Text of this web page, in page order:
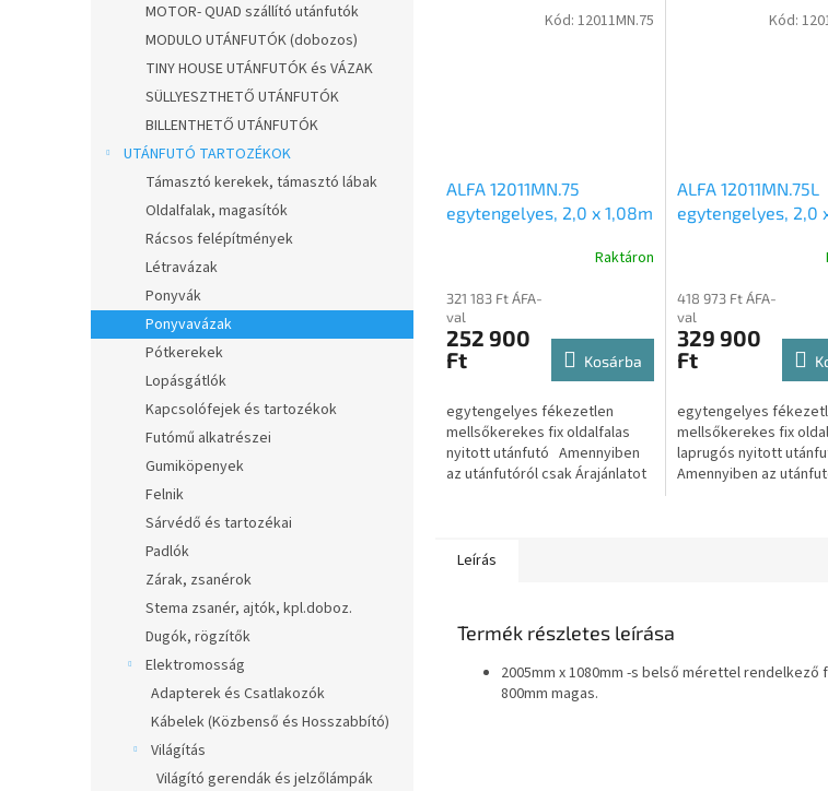
MOTOR- QUAD szállító utánfutók
MODULO UTÁNFUTÓK (dobozos)
TINY HOUSE UTÁNFUTÓK és VÁZAK
SÜLLYESZTHETŐ UTÁNFUTÓK
BILLENTHETŐ UTÁNFUTÓK
UTÁNFUTÓ TARTOZÉKOK
Támasztó kerekek, támasztó lábak
Oldalfalak, magasítók
Rácsos felépítmények
Létravázak
Ponyvák
Ponyvavázak
Pótkerekek
Lopásgátlók
Kapcsolófejek és tartozékok
Futómű alkatrészei
Gumiköpenyek
Felnik
Sárvédő és tartozékai
Padlók
Zárak, zsanérok
Stema zsanér, ajtók, kpl.doboz.
Dugók, rögzítők
Elektromosság
Adapterek és Csatlakozók
Kábelek (Közbenső és Hosszabbító)
Világítás
Világító gerendák és jelzőlámpák
ALFA 12011MN.75
egytengelyes, 2,0 x 1,08m
fékezetlen mellsőkerekes
utánfutó
Raktáron
321 183 Ft ÁFA-
val
252 900
Ft
Kosárba
egytengelyes fékezetlen
mellsőkerekes fix oldalfalas
nyitott utánfutó Amennyiben
az utánfutóról csak Árajánlatot
Kód: 12011MN.75
ALFA 12011MN.75L
egytengelyes, 2,0
fékezetlen
utánfutó
418 973 Ft ÁFA-
val
329 900
Ft
egytengelyes
mellsőkerekes fix
laprugós nyitott
Amennyiben az
Kód:
Leírás
Termék részletes leírása
2005mm x 1080mm -s belső mérettel
800mm magas.